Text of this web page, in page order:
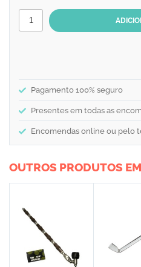
Pagamento 100% seguro
Presentes em todas as
Encomendas online ou pelo
OUTROS PRODUTOS